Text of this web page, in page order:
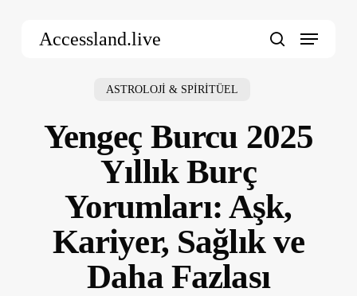
Accessland.live Menu
ASTROLOJİ & SPİRİTÜEL
Yengeç Burcu 2025
Yıllık Burç
Yorumları: Aşk,
Kariyer, Sağlık ve
Daha Fazlası